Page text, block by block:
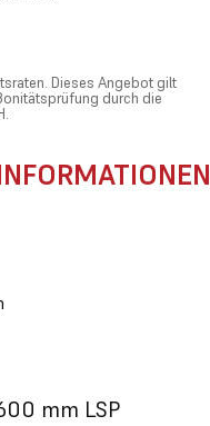
Dieses Angebot gilt
durch die
mm LSP